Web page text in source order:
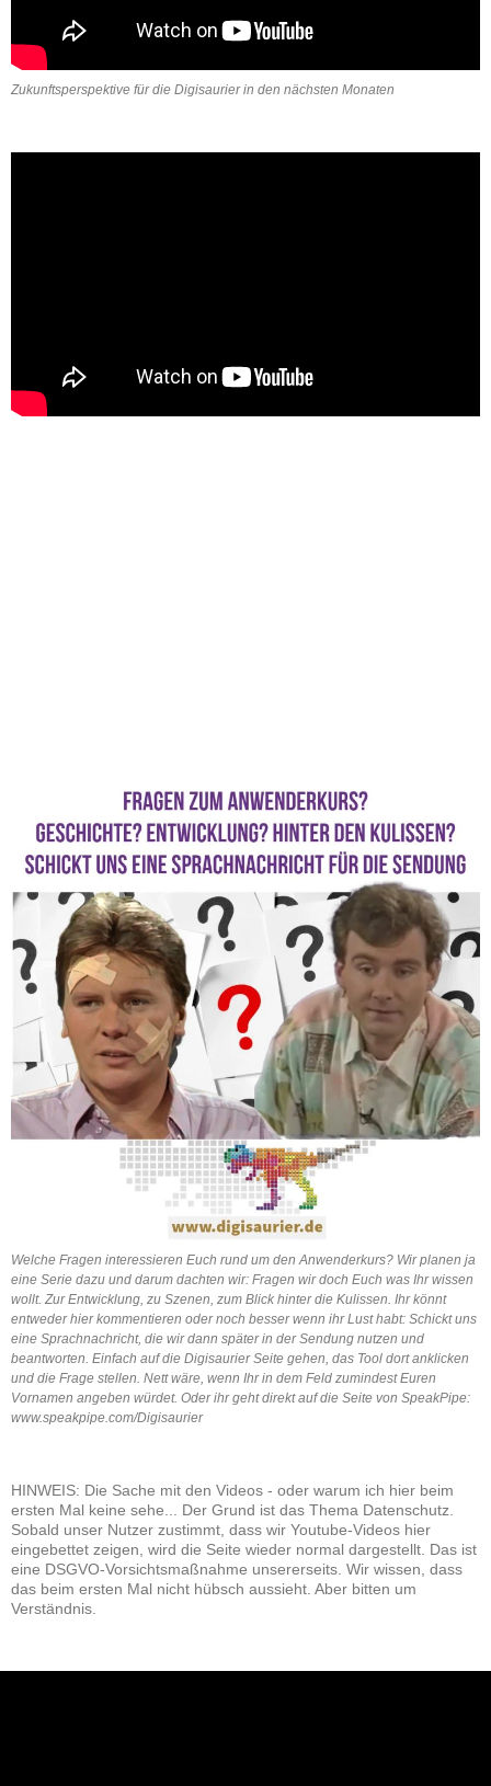
Zukunftsperspektive für die Digisaurier in den nächsten Monaten
Welche Fragen interessieren Euch rund um den Anwenderkurs? Wir planen ja
eine Serie dazu und darum dachten wir: Fragen wir doch Euch was Ihr wissen
wollt. Zur Entwicklung, zu Szenen, zum Blick hinter die Kulissen. Ihr könnt
entweder hier kommentieren oder noch besser wenn ihr Lust habt: Schickt uns
eine Sprachnachricht, die wir dann später in der Sendung nutzen und
beantworten. Einfach auf die Digisaurier Seite gehen, das Tool dort anklicken
und die Frage stellen. Nett wäre, wenn Ihr in dem Feld zumindest Euren
Vornamen angeben würdet. Oder ihr geht direkt auf die Seite von SpeakPipe:
www.speakpipe.com/Digisaurier
HINWEIS: Die Sache mit den Videos - oder warum ich hier beim
ersten Mal keine sehe... Der Grund ist das Thema Datenschutz.
Sobald unser Nutzer zustimmt, dass wir Youtube-Videos hier
eingebettet zeigen, wird die Seite wieder normal dargestellt. Das ist
eine DSGVO-Vorsichtsmaßnahme unsererseits. Wir wissen, dass
das beim ersten Mal nicht hübsch aussieht. Aber bitten um
Verständnis.